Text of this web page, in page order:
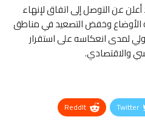
عن التوصل إلى اتفاق لإنهاء
الأوضاع وخفض التصعيد في مناطق
لمدى انعكاسه على استقرار
والاقتصادي.
Twitter
ReddIt